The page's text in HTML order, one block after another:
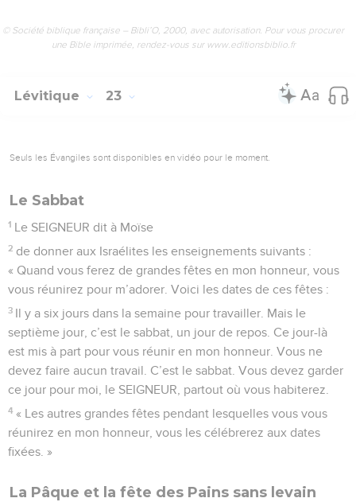
© Société biblique française – Bibli’O, 2000, avec autorisation. Pour vous procurer
une Bible imprimée, rendez-vous sur www.editionsbiblio.fr
Lévitique 23
Seuls les Évangiles sont disponibles en vidéo pour le moment.
Le Sabbat
1 Le SEIGNEUR dit à Moïse
2 de donner aux Israélites les enseignements suivants :
« Quand vous ferez de grandes fêtes en mon honneur, vous
vous réunirez pour m’adorer. Voici les dates de ces fêtes :
3 Il y a six jours dans la semaine pour travailler. Mais le
septième jour, c’est le sabbat, un jour de repos. Ce jour-là
est mis à part pour vous réunir en mon honneur. Vous ne
devez faire aucun travail. C’est le sabbat. Vous devez garder
ce jour pour moi, le SEIGNEUR, partout où vous habiterez.
4 « Les autres grandes fêtes pendant lesquelles vous vous
réunirez en mon honneur, vous les célébrerez aux dates
fixées. »
La Pâque et la fête des Pains sans levain